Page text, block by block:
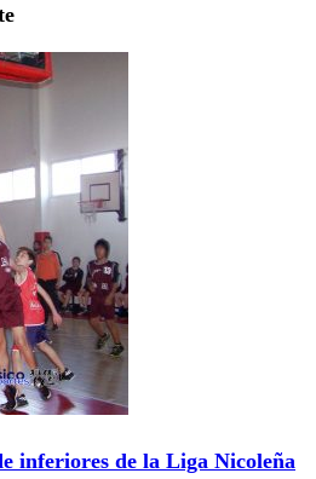
inferiores de la Liga Nicoleña